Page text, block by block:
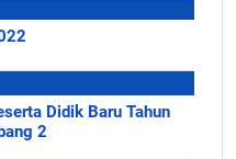
Didik Baru Tahun
2